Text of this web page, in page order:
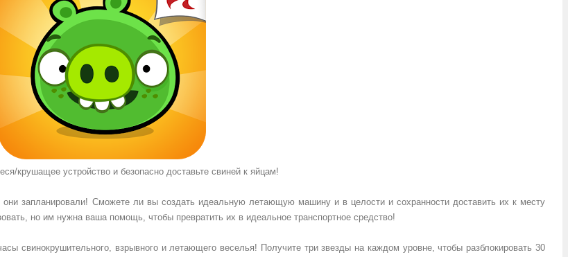
крушащее устройство и безопасно доставьте свиней к яйцам!
запланировали! Сможете ли вы создать идеальную летающую машину и в целости и сохранности доставить их к месту
но им нужна ваша помощь, чтобы превратить их в идеальное транспортное средство!
свинокрушительного, взрывного и летающего веселья! Получите три звезды на каждом уровне, чтобы разблокировать 30